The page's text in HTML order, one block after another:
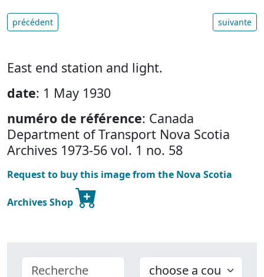
précédent suivante
East end station and light.
date: 1 May 1930
numéro de référence: Canada
Department of Transport Nova Scotia
Archives 1973-56 vol. 1 no. 58
Request to buy this image from the Nova Scotia
Archives Shop